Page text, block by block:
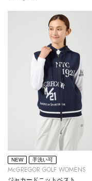
NEW 手洗い可
McGREGOR GOLF WOMENS